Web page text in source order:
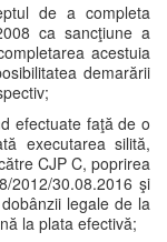
de a completa
ca sancţiune a
acestuia
demarării
efectuate faţă de o
executarea silită,
CJP C, poprirea
2012/30.08.2016 şi
legale de la
la plata efectivă;